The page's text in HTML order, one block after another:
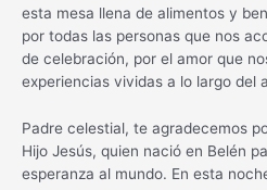
esta mesa llena de alimentos y
por todas las personas que nos
de celebración, por el amor que
experiencias vividas a lo largo del
Padre celestial, te agradecemos
Hijo Jesús, quien nació en Belén
esperanza al mundo. En esta